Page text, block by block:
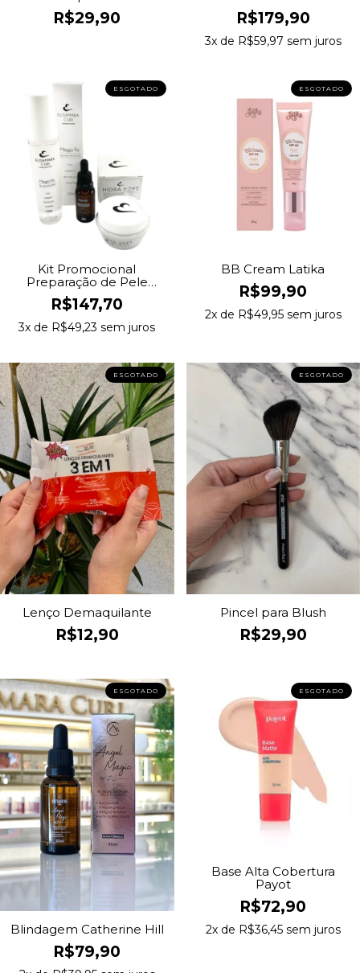
R$29,90 R$179,90
3x de R$59,97 sem juros
ESGOTADO
Kit Promocional
Preparação de Pele
Essencial
R$147,70
3x de R$49,23 sem juros
ESGOTADO
BB Cream Latika
R$99,90
2x de R$49,95sem juros
ESGOTADO
Lenço Demaquilante
R$12,90
ESGOTADO
Pincel para Blush
R$29,90
ESGOTADO
Blindagem Catherine Hill
R$79,90
ESGOTADO
Base Alta Cobertura
Payot
R$72,90
2x de R$36,45sem juros